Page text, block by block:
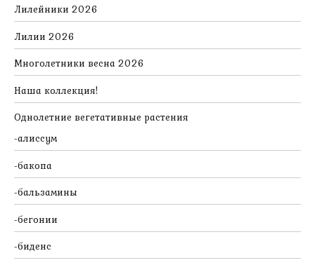
Лилейники 2026
Лилии 2026
Многолетники весна 2026
Наша коллекция!
Однолетние вегетативные растения
алиссум
бакопа
бальзамины
бегонии
биденс